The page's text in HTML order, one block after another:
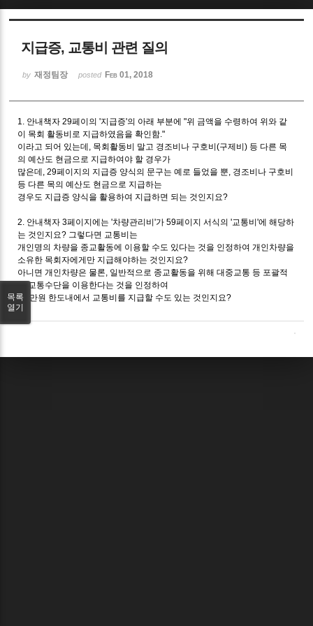
지급증, 교통비 관련 질의
by 재정팀장 posted Feb 01, 2018
1. 안내책자 29페이의 '지급증'의 아래 부분에 "위 금액을 수령하여 위와 같
이 목회 활동비로 지급하였음을 확인함."
이라고 되어 있는데, 목회활동비 말고 경조비나 구호비(구제비) 등 다른 목
의 예산도 현금으로 지급하여야 할 경우가
많은데, 29페이지의 지급증 양식의 문구는 예로 들었을 뿐, 경조비나 구호비
등 다른 목의 예산도 현금으로 지급하는
경우도 지급증 양식을 활용하여 지급하면 되는 것인지요?
2. 안내책자 3페이지에는 '차량관리비'가 59페이지 서식의 '교통비'에 해당하
는 것인지요? 그렇다면 교통비는
개인명의 차량을 종교활동에 이용할 수도 있다는 것을 인정하여 개인차량을
소유한 목회자에게만 지급해야하는 것인지요?
아니면 개인차량은 물론, 일반적으로 종교활동을 위해 대중교통 등 포괄적
인 교통수단을 이용한다는 것을 인정하여
20만원 한도내에서 교통비를 지급할 수도 있는 것인지요?
목록
열기
Sketchbook5, 스케치북5
Sketchbook5, 스케치북5